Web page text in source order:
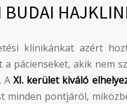
BUDAI
klinikánkat azért
pácienseket, akik nem
AXI. kerület kiváló
minden pontjáról,